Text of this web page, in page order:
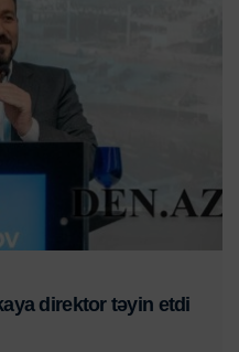
direktor təyin etdi